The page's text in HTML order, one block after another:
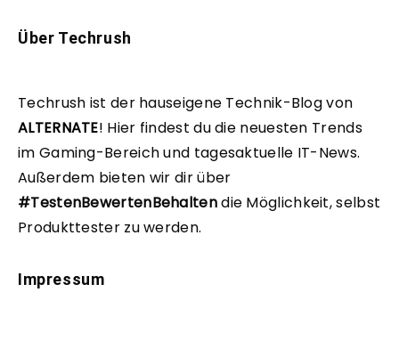
Über Techrush
Techrush ist der hauseigene Technik-Blog von
ALTERNATE! Hier findest du die neuesten Trends
im Gaming-Bereich und tagesaktuelle IT-News.
Außerdem bieten wir dir über
#TestenBewertenBehaltendie Möglichkeit, selbst
Produkttester zu werden.
Impressum